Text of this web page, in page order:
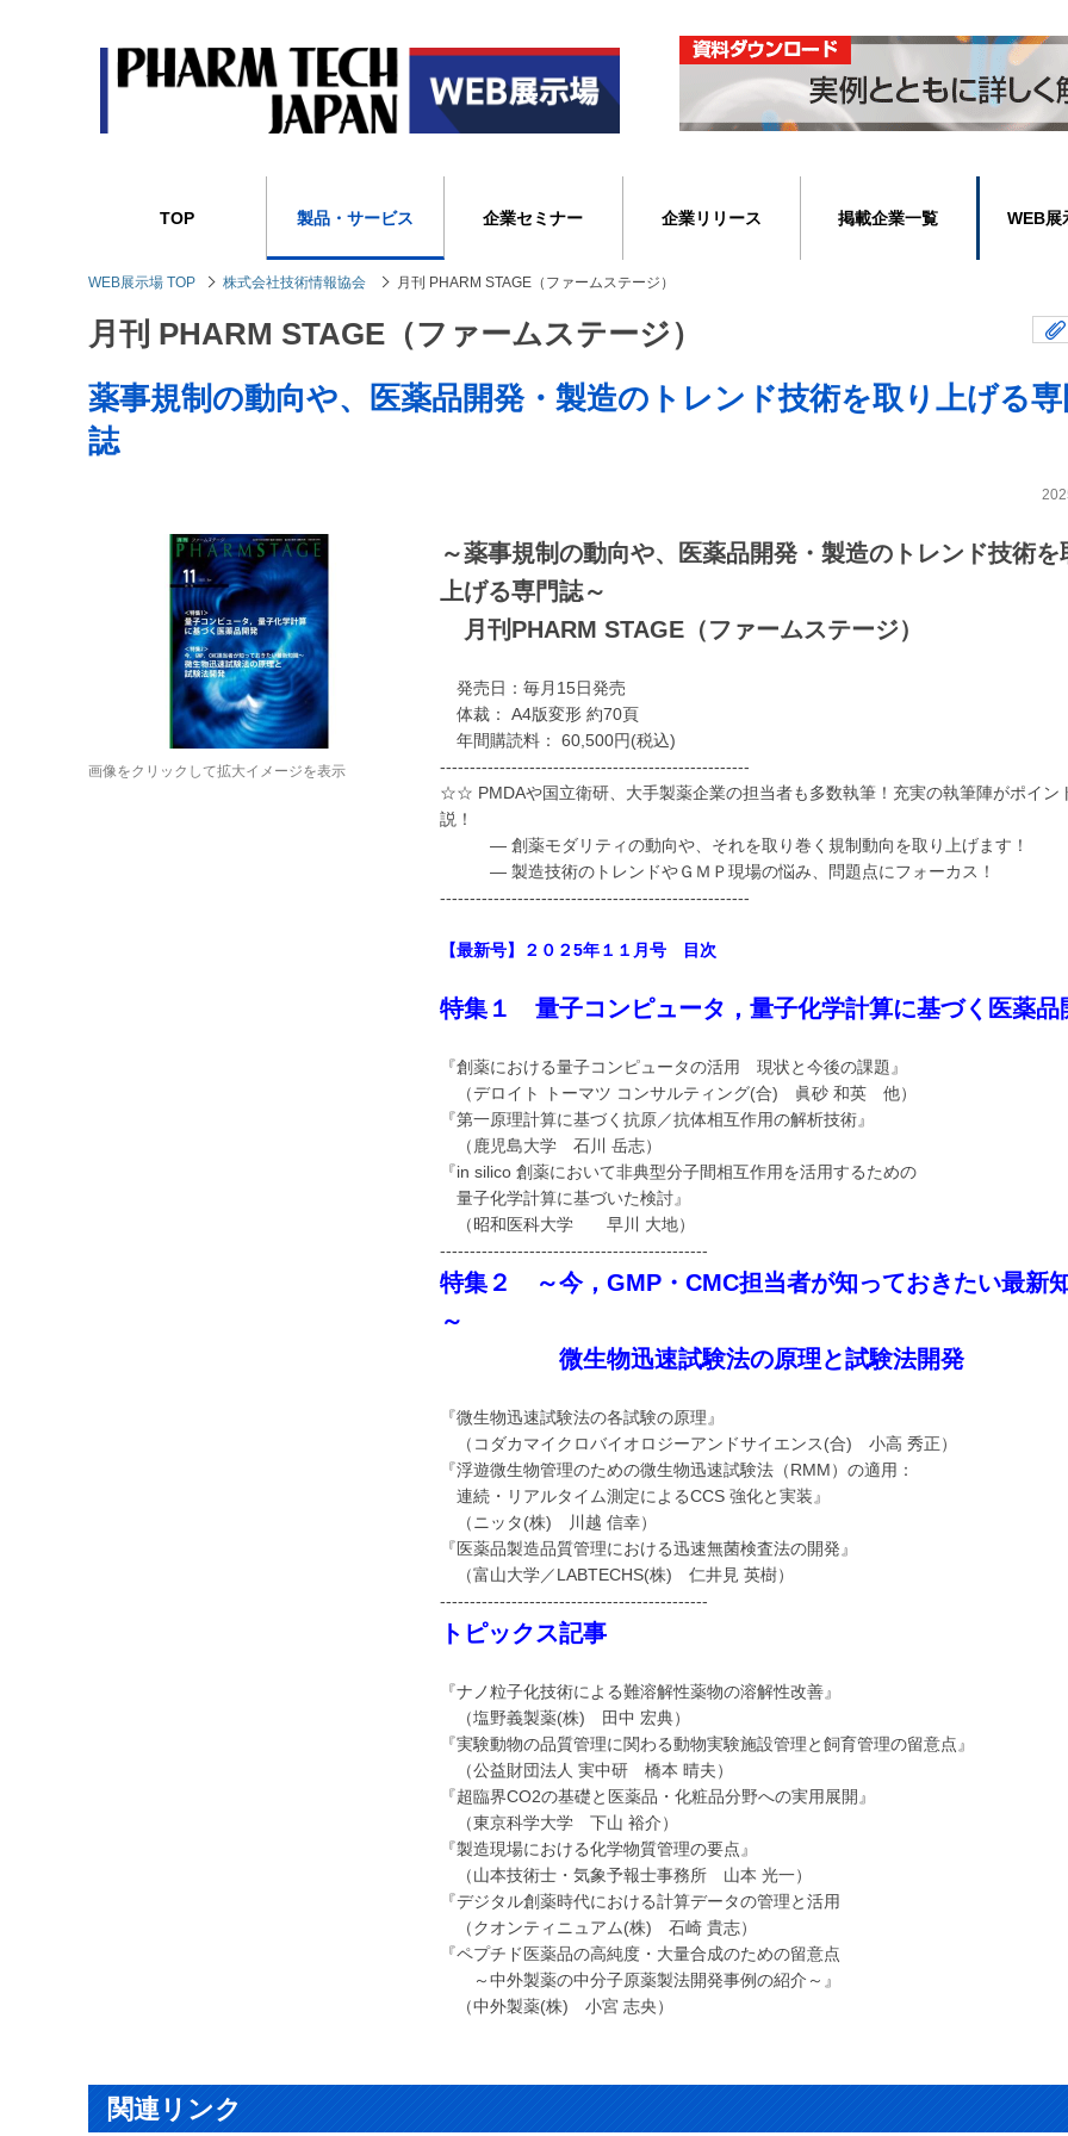
TOP 製品・サービス 企業セミナー 企業リリース 掲載企業一覧 WEB展
WEB展示場 TOP 株式会社技術情報協会 月刊 PHARM STAGE（ファームステージ）
月刊 PHARM STAGE（ファームステージ）
薬事規制の動向や、医薬品開発・製造のトレンド技術を取り上げる
誌
画像をクリックして拡大イメージを表示
～薬事規制の動向や、医薬品開発・製造のトレンド技術を
上げる専門誌～
月刊PHARM STAGE（ファームステージ）
発売日：毎月15日発売
体裁： A4版変形 約70頁
年間購読料： 60,500円(税込)
----------------------------------------------------
☆☆ PMDAや国立衛研、大手製薬企業の担当者も多数執筆！充実の執筆陣がポイン
説！
― 創薬モダリティの動向や、それを取り巻く規制動向を取り上げます！
― 製造技術のトレンドやＧＭＰ現場の悩み、問題点にフォーカス！
----------------------------------------------------
【最新号】２０２5年１１月号 目次
特集１ 量子コンピュータ，量子化学計算に基づく医薬品
『創薬における量子コンピュータの活用 現状と今後の課題』
（デロイト トーマツ コンサルティング(合) 眞砂 和英 他）
『第一原理計算に基づく抗原／抗体相互作用の解析技術』
（鹿児島大学 石川 岳志）
『in silico 創薬において非典型分子間相互作用を活用するための
量子化学計算に基づいた検討』
（昭和医科大学 早川 大地）
---------------------------------------------
特集２ ～今，GMP・CMC担当者が知っておきたい最新
～
微生物迅速試験法の原理と試験法開発
『微生物迅速試験法の各試験の原理』
（コダカマイクロバイオロジーアンドサイエンス(合) 小高 秀正）
『浮遊微生物管理のための微生物迅速試験法（RMM）の適用：
連続・リアルタイム測定によるCCS 強化と実装』
（ニッタ(株) 川越 信幸）
『医薬品製造品質管理における迅速無菌検査法の開発』
（富山大学／LABTECHS(株) 仁井見 英樹）
---------------------------------------------
トピックス記事
『ナノ粒子化技術による難溶解性薬物の溶解性改善』
（塩野義製薬(株) 田中 宏典）
『実験動物の品質管理に関わる動物実験施設管理と飼育管理の留意点』
（公益財団法人 実中研 橋本 晴夫）
『超臨界CO2の基礎と医薬品・化粧品分野への実用展開』
（東京科学大学 下山 裕介）
『製造現場における化学物質管理の要点』
（山本技術士・気象予報士事務所 山本 光一）
『デジタル創薬時代における計算データの管理と活用
（クオンティニュアム(株) 石崎 貴志）
『ペプチド医薬品の高純度・大量合成のための留意点
～中外製薬の中分子原薬製法開発事例の紹介～』
（中外製薬(株) 小宮 志央）
関連リンク